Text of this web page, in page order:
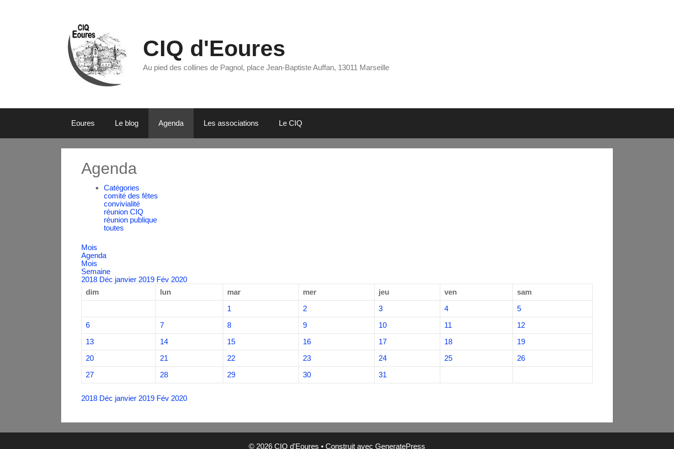
CIQ d'Eoures
Au pied des collines de Pagnol, place Jean-Baptiste Auffan, 13011 Marseille
Eoures Le blog Agenda Les associations Le CIQ
Agenda
Catégories
comité des fêtes
convivialité
réunion CIQ
réunion publique
toutes
Mois
Agenda
Mois
Semaine
2018 Déc janvier 2019 Fév 2020
dim
lun mar mer jeu ven
sam
1
2 3 4
5
6
7 8 9 10 11
12
13
14 15 16 17 18
19
20
21 22 23 24 25
26
27
28 29 30 31
2018 Déc janvier 2019 Fév 2020
© 2026 CIQ d'Eoures • Construit avec GeneratePress